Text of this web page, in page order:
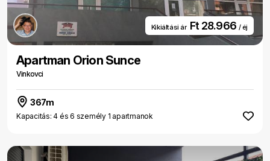
Kikiáltási ár Ft 28.966 / éj
Apartman Orion Sunce
Vinkovci
367m
Kapacitás: 4 és 6 személy 1 apartmanok